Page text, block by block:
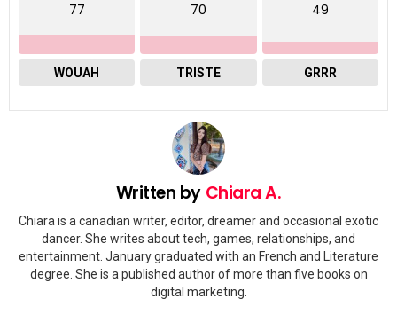
77
WOUAH
70
TRISTE
49
GRRR
Written by Chiara A.
Chiara is a canadian writer, editor, dreamer and occasional exotic
dancer. She writes about tech, games, relationships, and
entertainment. January graduated with an French and Literature
degree. She is a published author of more than five books on
digital marketing.